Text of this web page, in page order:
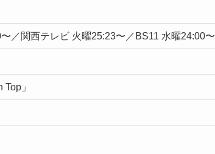
／関西テレビ 火曜25:23〜／BS11 水曜24:00〜
」